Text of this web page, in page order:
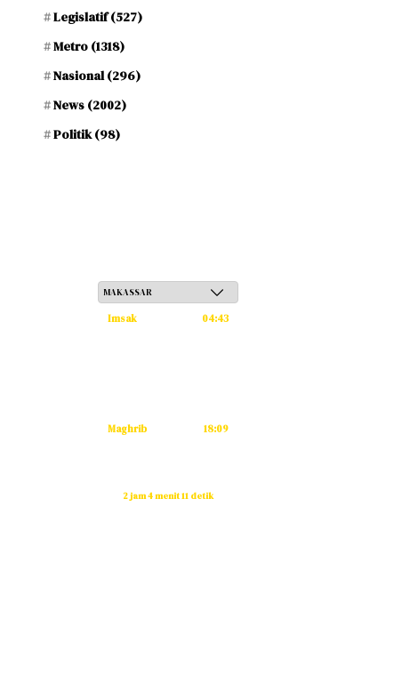
Legislatif(527)
Metro (1318)
Nasional(296)
News (2002)
Politik(98)
Imsak 04:43
Maghrib 18:09
2 jam 4 menit 11 detik